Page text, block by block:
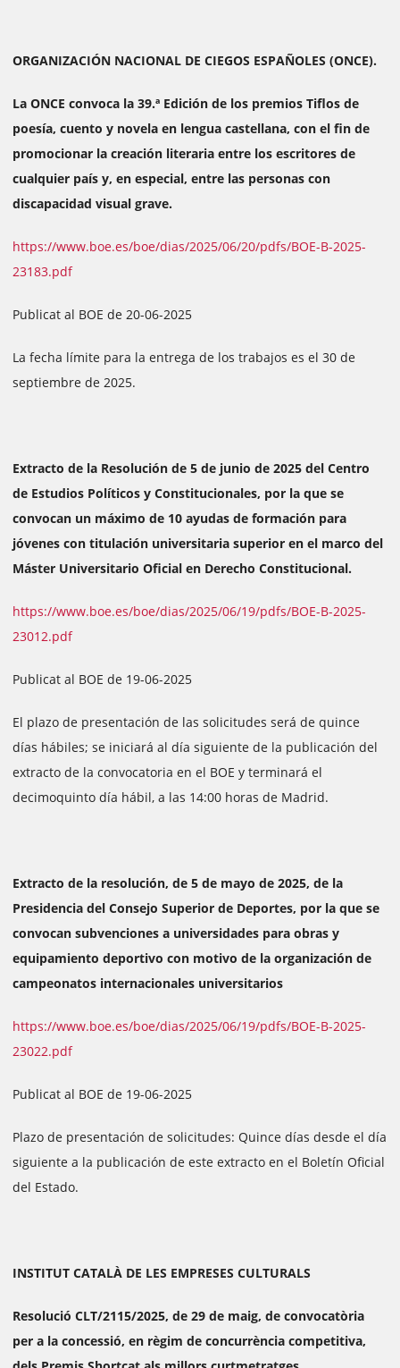
ORGANIZACIÓN NACIONAL DE CIEGOS ESPAÑOLES (ONCE).
La ONCE convoca la 39.ª Edición de los premios Tiflos de
poesía, cuento y novela en lengua castellana, con el fin de
promocionar la creación literaria entre los escritores de
cualquier país y, en especial, entre las personas con
discapacidad visual grave.
https://www.boe.es/boe/dias/2025/06/20/pdfs/BOE-B-2025-
23183.pdf
Publicat al BOE de 20-06-2025
La fecha límite para la entrega de los trabajos es el 30 de
septiembre de 2025.
Extracto de la Resolución de 5 de junio de 2025 del Centro
de Estudios Políticos y Constitucionales, por la que se
convocan un máximo de 10 ayudas de formación para
jóvenes con titulación universitaria superior en el marco del
Máster Universitario Oficial en Derecho Constitucional.
https://www.boe.es/boe/dias/2025/06/19/pdfs/BOE-B-2025-
23012.pdf
Publicat al BOE de 19-06-2025
El plazo de presentación de las solicitudes será de quince
días hábiles; se iniciará al día siguiente de la publicación del
extracto de la convocatoria en el BOE y terminará el
decimoquinto día hábil, a las 14:00 horas de Madrid.
Extracto de la resolución, de 5 de mayo de 2025, de la
Presidencia del Consejo Superior de Deportes, por la que se
convocan subvenciones a universidades para obras y
equipamiento deportivo con motivo de la organización de
campeonatos internacionales universitarios
https://www.boe.es/boe/dias/2025/06/19/pdfs/BOE-B-2025-
23022.pdf
Publicat al BOE de 19-06-2025
Plazo de presentación de solicitudes: Quince días desde el día
siguiente a la publicación de este extracto en el Boletín Oficial
del Estado.
INSTITUT CATALÀ DE LES EMPRESES CULTURALS
Resolució CLT/2115/2025, de 29 de maig, de convocatòria
per a la concessió, en règim de concurrència competitiva,